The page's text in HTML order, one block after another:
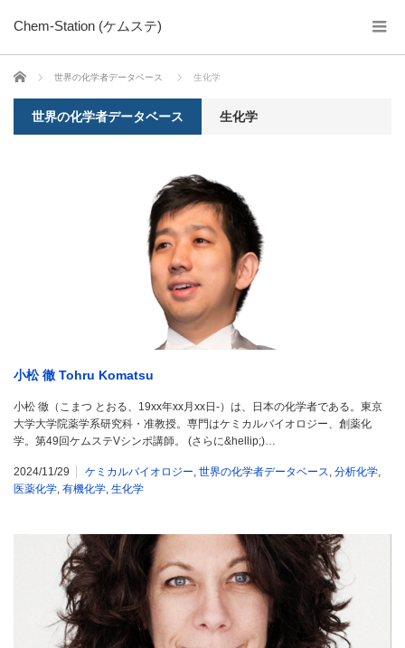
Chem-Station (ケムステ)
ホーム 世界の化学者データベース 生化学
世界の化学者データベース 生化学
小松 徹 Tohru Komatsu
小松 徹（こまつ とおる、19xx年xx月xx日-）は、日本の化学者である。東京
大学大学院薬学系研究科・准教授。専門はケミカルバイオロジー、創薬化
学。第49回ケムステVシンポ講師。 (さらに&hellip;)…
2024/11/29 ケミカルバイオロジー 世界の化学者データベース 分析化学
医薬化学 有機化学 生化学